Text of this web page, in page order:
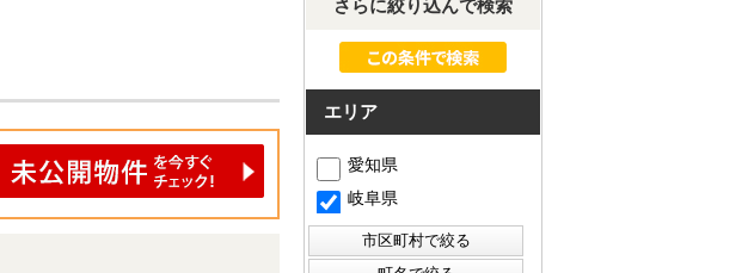
さらに絞り込んで検索
エリア
愛知県
岐阜県